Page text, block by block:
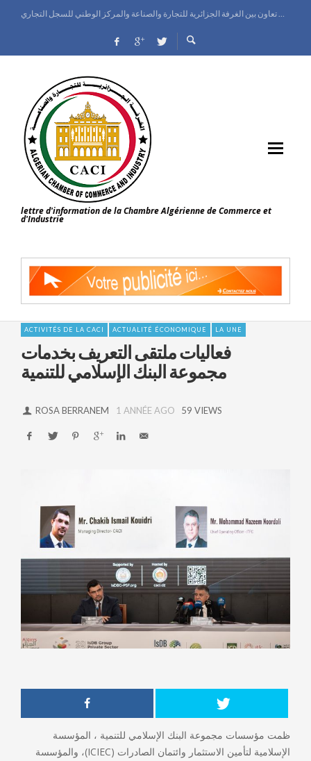
الغرفة الجزائرية للتجارة والصناعة تنظم يوم إعلامي حول الملكية الصناعية على الصعيد الدولي
معرض الجزائر الدولي ينطلق بقصر المعارض وإسبانيا ضيف شرف الطبعة
lettre d'information de la Chambre Algérienne de Commerce et
d'Industrie
ACTIVITÉS DE LA CACI ACTUALITÉ ÉCONOMIQUE LA UNE
فعاليات ملتقى التعريف بخدمات
مجموعة البنك الإسلامي للتنمية
ROSA BERRANEM 1 ANNÉE AGO 59 VIEWS
ظمت مؤسسات مجموعة البنك الإسلامي للتنمية ، المؤسسة
الإسلامية لتأمين الاستثمار وائتمان الصادرات (ICIEC)، والمؤسسة